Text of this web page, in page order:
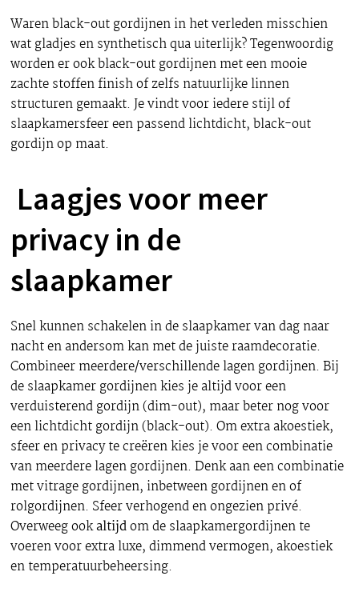
Waren black-out gordijnen in het verleden misschien
wat gladjes en synthetisch qua uiterlijk? Tegenwoordig
worden er ook black-out gordijnen met een mooie
zachte stoffen finish of zelfs natuurlijke linnen
structuren gemaakt. Je vindt voor iedere stijl of
slaapkamersfeer een passend lichtdicht, black-out
gordijn op maat.
Laagjes voor meer
privacy in de
slaapkamer
Snel kunnen schakelen in de slaapkamer van dag naar
nacht en andersom kan met de juiste raamdecoratie.
Combineer meerdere/verschillende lagen gordijnen. Bij
de slaapkamer gordijnen kies je altijd voor een
verduisterend gordijn (dim-out), maar beter nog voor
een lichtdicht gordijn (black-out). Om extra akoestiek,
sfeer en privacy te creëren kies je voor een combinatie
van meerdere lagen gordijnen. Denk aan een combinatie
met vitrage gordijnen, inbetween gordijnen en of
rolgordijnen. Sfeer verhogend en ongezien privé.
Overweeg ookaltijdom de slaapkamergordijnen te
voeren voor extra luxe, dimmend vermogen, akoestiek
en temperatuurbeheersing.